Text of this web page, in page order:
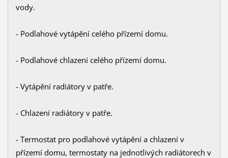
vody.
- Podlahové vytápění celého přízemí domu.
- Podlahové chlazení celého přízemí domu.
- Vytápění radiátory v patře.
- Chlazení radiátory v patře.
- Termostat pro podlahové vytápění a chlazení v
přízemí domu, termostaty na jednotlivých radiátorech v